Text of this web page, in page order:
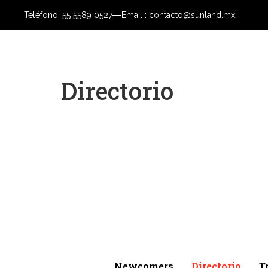
Teléfono: 55 5589 0527 Email : contacto@sunland.mx
Directorio